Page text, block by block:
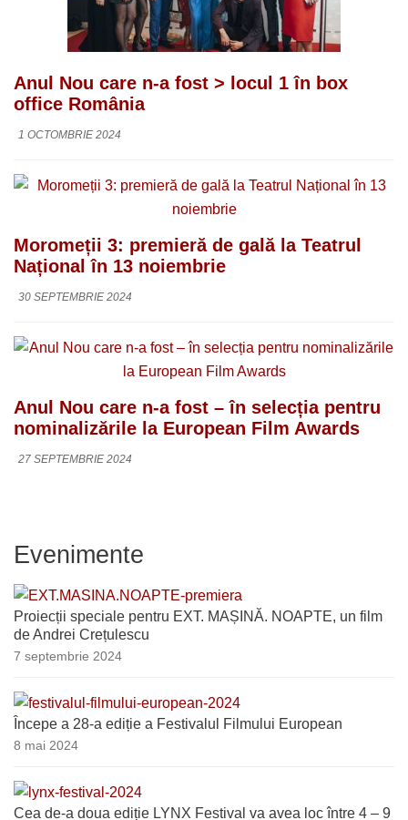
Anul Nou care n-a fost > locul 1 în box
office România
1 OCTOMBRIE 2024
Moromeții 3: premieră de gală la Teatrul
Național în 13 noiembrie
30 SEPTEMBRIE 2024
Anul Nou care n-a fost – în selecția pentru
nominalizările la European Film Awards
27 SEPTEMBRIE 2024
Evenimente
Proiecții speciale pentru EXT. MAȘINĂ. NOAPTE, un film
de Andrei Crețulescu
7 septembrie 2024
Începe a 28-a ediție a Festivalul Filmului European
8 mai 2024
Cea de-a doua ediție LYNX Festival va avea loc între 4 – 9